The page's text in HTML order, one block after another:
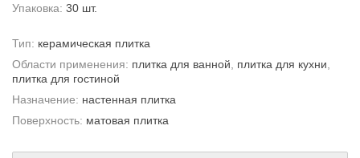
Упаковка: 30 шт.
Тип: керамическая плитка
Области применения: плитка для ванной плитка для кухни
плитка для гостиной
Назначение: настенная плитка
Поверхность: матовая плитка